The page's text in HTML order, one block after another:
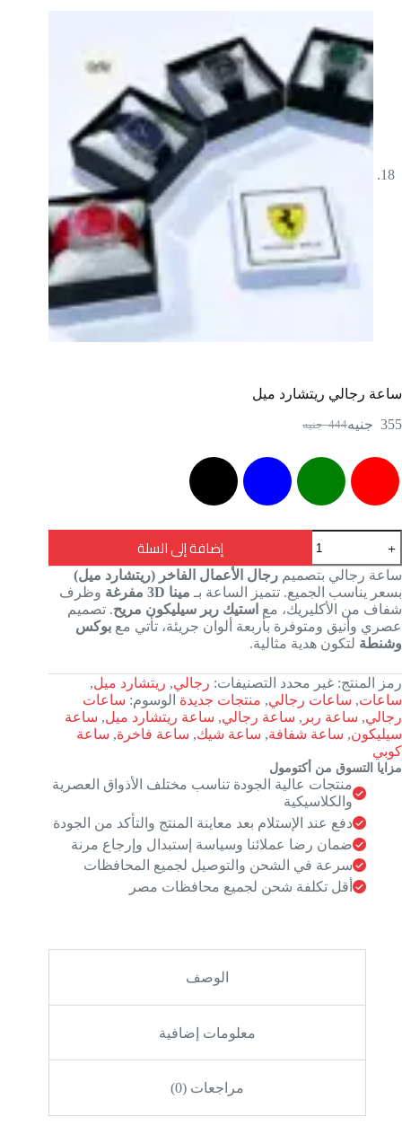
ساعة رجالي ريتشارد ميل
444 جنيه 355 جنيه
إضافة إلى السلة
ساعة رجالي بتصميم رجال الأعمال الفاخر (ريتشارد ميل)
بسعر يناسب الجميع. تتميز الساعة بـ مينا 3D مفرغة
وظرف
شفاف من الأكليريك، مع استيك ربر سيليكون مريح. تصميم
عصري وأنيق ومتوفرة بأربعة ألوان جريئة، تأتي مع بوكس
وشنطة لتكون هدية مثالية.
رمز المنتج: غير محدد التصنيفات: رجالي, ريتشارد ميل,
ساعات, ساعات رجالي, منتجات جديدة الوسوم: ساعات
رجالي, ساعة ربر , ساعة رجالي, ساعة ريتشارد ميل, ساعة
سيليكون, ساعة شفافة, ساعة شيك, ساعة فاخرة, ساعة
كوبي
مزايا التسوق من أكتومول
منتجات عالية الجودة تناسب مختلف الأذواق العصرية
والكلاسيكية
دفع عند الإستلام بعد معاينة المنتج والتأكد من الجودة
ضمان رضا عملائنا وسياسة إستبدال وإرجاع مرنة
سرعة في الشحن والتوصيل لجميع المحافظات
أقل تكلفة شحن لجميع محافظات مصر
الوصف
معلومات إضافية
مراجعات (0)